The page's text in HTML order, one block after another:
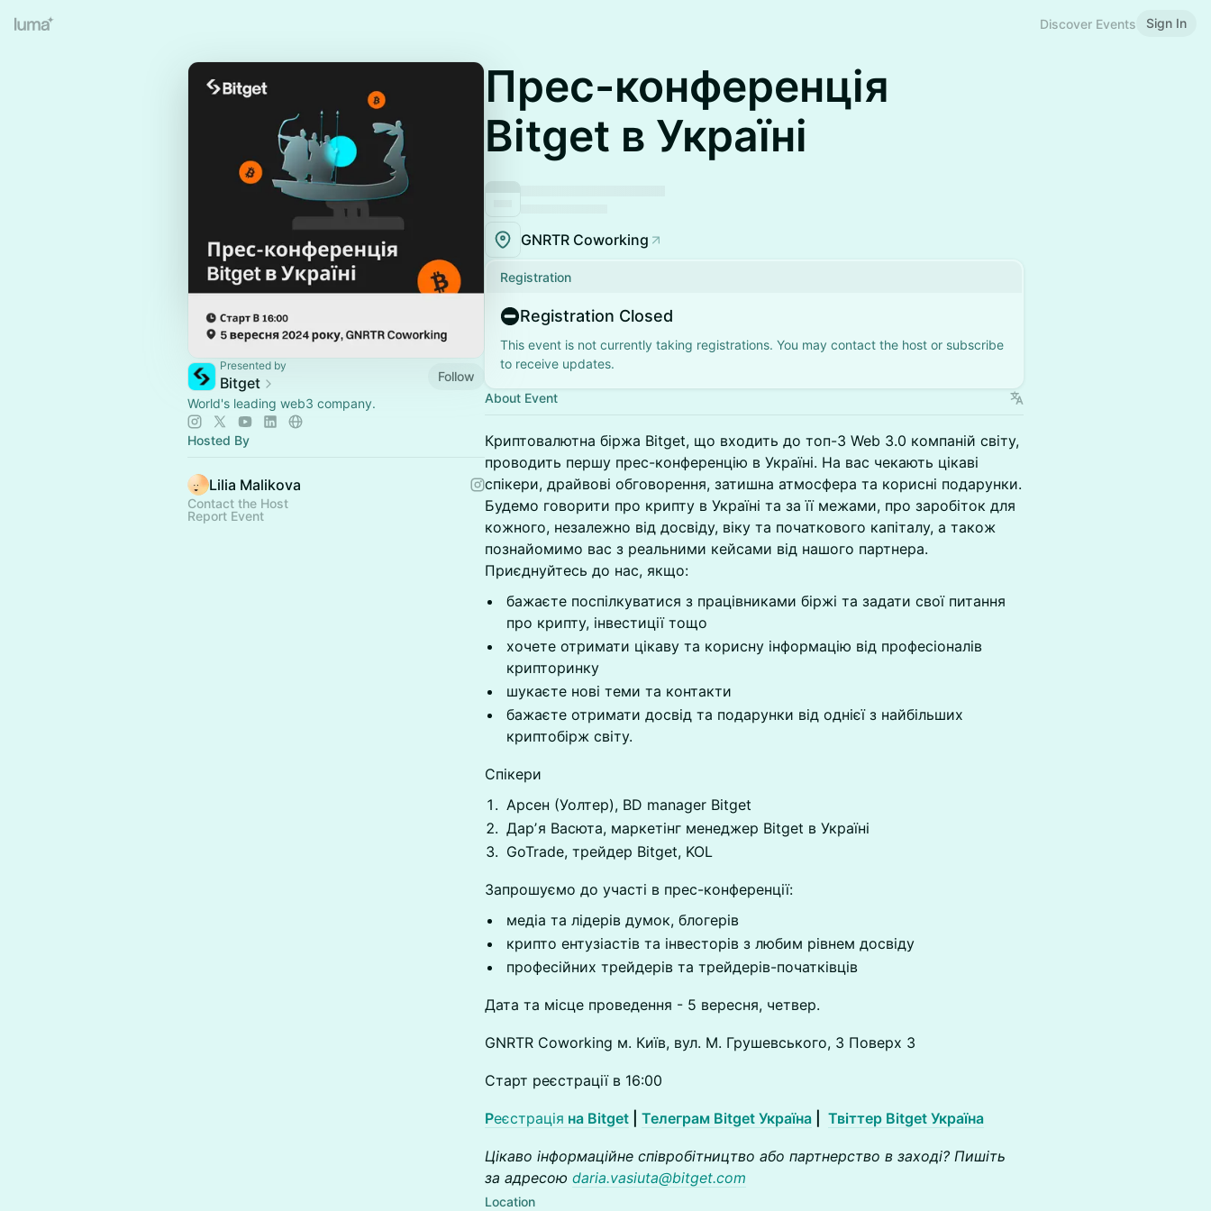
Discover Events Sign In
Presented by
Bitget
Follow
World's leading web3 company.
Hosted By
Lilia Malikova
Contact the Host
Report Event
Прес-конференція
Bitget в Україні
GNRTR Coworking
Registration
Registration Closed
This event is not currently taking registrations. You may contact the host or subscribe
to receive updates.
About Event
Криптовалютна біржа Bitget, що входить до топ-3 Web 3.0 компаній світу,
проводить першу прес-конференцію в Україні. На вас чекають цікаві
спікери, драйвові обговорення, затишна атмосфера та корисні подарунки.
Будемо говорити про крипту в Україні та за її межами, про заробіток для
кожного, незалежно від досвіду, віку та початкового капіталу, а також
познайомимо вас з реальними кейсами від нашого партнера.
Приєднуйтесь до нас, якщо:
бажаєте поспілкуватися з працівниками біржі та задати свої питання
про крипту, інвестиції тощо
хочете отримати цікаву та корисну інформацію від професіоналів
крипторинку
шукаєте нові теми та контакти
бажаєте отримати досвід та подарунки від однієї з найбільших
криптобірж світу.
Спікери
Арсен (Уолтер), BD manager Bitget
Дарʼя Васюта, маркетінг менеджер Bitget в Україні
GoTrade, трейдер Bitget, KOL
Запрошуємо до участі в прес-конференції:
медіа та лідерів думок, блогерів
крипто ентузіастів та інвесторів з любим рівнем досвіду
професійних трейдерів та трейдерів-початківців
Дата та місце проведення - 5 вересня, четвер.
GNRTR Coworking м. Київ, вул. М. Грушевського, 3 Поверх 3
Старт реєстрації в 16:00
Реєстрація на Bitget Телеграм Bitget Україна Твіттер Bitget Україна
Цікаво інформаційне співробітництво або партнерство в заході? Пишіть
за адресою daria.vasiuta@bitget.com
Location